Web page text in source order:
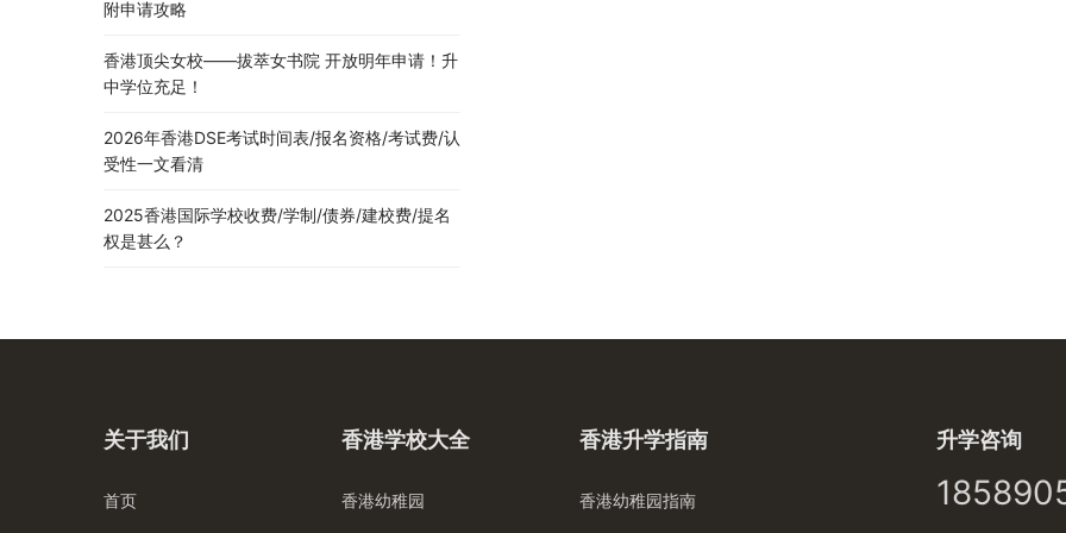
附申请攻略
香港顶尖女校——拔萃女书院 开放明年申请！升
中学位充足！
2026年香港DSE考试时间表/报名资格/考试费/认
受性一文看清
2025香港国际学校收费/学制/债券/建校费/提名
权是甚么？
关于我们
首页
香港学校大全
香港幼稚园
香港升学指南
香港幼稚园指南
升学咨询